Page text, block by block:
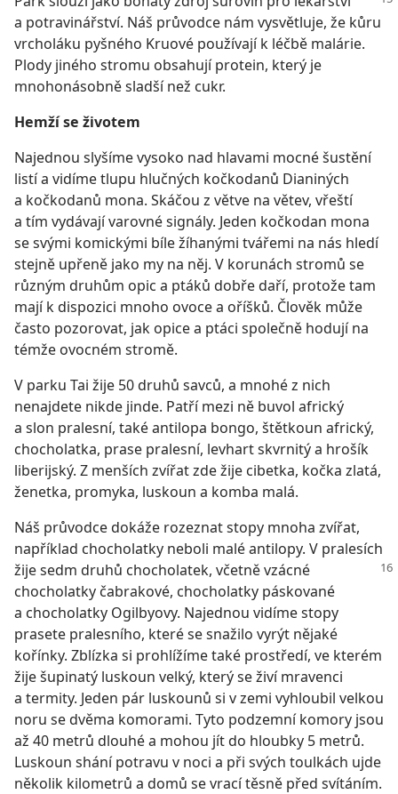
a potravinářství. Náš průvodce nám vysvětluje, že kůru
vrcholáku pyšného Kruové používají k léčbě malárie.
Plody jiného stromu obsahují protein, který je
mnohonásobně sladší než cukr.
Hemží se životem
Najednou slyšíme vysoko nad hlavami mocné šustění
listí a vidíme tlupu hlučných kočkodanů Dianiných
a kočkodanů mona. Skáčou z větve na větev, vřeští
a tím vydávají varovné signály. Jeden kočkodan mona
se svými komickými bíle žíhanými tvářemi na nás hledí
stejně upřeně jako my na něj. V korunách stromů se
různým druhům opic a ptáků dobře daří, protože tam
mají k dispozici mnoho ovoce a oříšků. Člověk může
často pozorovat, jak opice a ptáci společně hodují na
témže ovocném stromě.
V parku Tai žije 50 druhů savců, a mnohé z nich
nenajdete nikde jinde. Patří mezi ně buvol africký
a slon pralesní, také antilopa bongo, štětkoun africký,
chocholatka, prase pralesní, levhart skvrnitý a hrošík
liberijský. Z menších zvířat zde žije cibetka, kočka zlatá,
ženetka, promyka, luskoun a komba malá.
Náš průvodce dokáže rozeznat stopy mnoha zvířat,
například chocholatky neboli malé antilopy. V pralesích
žije sedm druhů chocholatek, včetně vzácné
chocholatky čabrakové, chocholatky páskované
a chocholatky Ogilbyovy. Najednou vidíme stopy
prasete pralesního, které se snažilo vyrýt nějaké
kořínky. Zblízka si prohlížíme také prostředí, ve kterém
žije šupinatý luskoun velký, který se živí mravenci
a termity. Jeden pár luskounů si v zemi vyhloubil velkou
noru se dvěma komorami. Tyto podzemní komory jsou
až 40 metrů dlouhé a mohou jít do hloubky 5 metrů.
Luskoun shání potravu v noci a při svých toulkách ujde
několik kilometrů a domů se vrací těsně před svítáním.